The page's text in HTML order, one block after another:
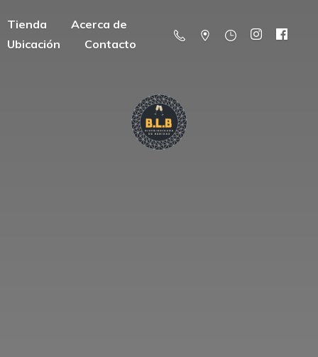
Tienda
Acerca de
Ubicación
Contacto